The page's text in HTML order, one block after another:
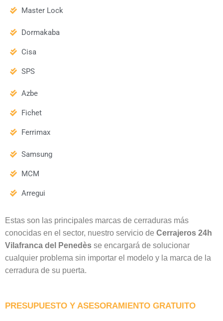
Master Lock
Dormakaba
Cisa
SPS
Azbe
Fichet
Ferrimax
Samsung
MCM
Arregui
Estas son las principales marcas de cerraduras más
conocidas en el sector, nuestro servicio de Cerrajeros 24h
Vilafranca del Penedès se encargará de solucionar
cualquier problema sin importar el modelo y la marca de la
cerradura de su puerta.
PRESUPUESTO Y ASESORAMIENTO GRATUITO